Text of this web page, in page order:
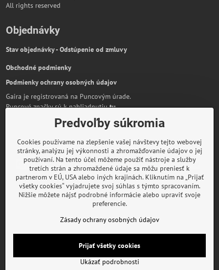
All rights reserved
Objednávky
Stav objednávky - Odstúpenie od zmluvy
Obchodné podmienky
Podmienky ochrany osobných údajov
Gaira je registrovaná na Puncovým úrade.
Puncové značky sú k nahliadnutiutu.
Partnerská stránka:AmiraShop.sk Bypami.cz
Informácie o platbe kartou
O značke Gaira
©2026Copyright
Predvoľby súkromiaZásady ochrany osobných údajov
Podmienky používania
Vytvorené pomocou:BiznisWeb.sk
Predvoľby súkromia
Cookies používame na zlepšenie vašej návštevy tejto webovej
stránky, analýzu jej výkonnosti a zhromažďovanie údajov o jej
používaní. Na tento účel môžeme použiť nástroje a služby
tretích strán a zhromaždené údaje sa môžu preniesť k
partnerom v EÚ, USA alebo iných krajinách. Kliknutím na „Prijať
všetky cookies“ vyjadrujete svoj súhlas s týmto spracovaním.
Nižšie môžete nájsť podrobné informácie alebo upraviť svoje
preferencie.
Zásady ochrany osobných údajov
Ukázať podrobnosti
Prijať všetky cookies